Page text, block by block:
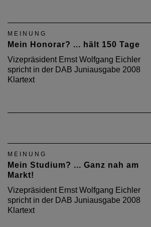
MEINUNG
Mein Honorar? ... hält 150 Tage
Vizepräsident Ernst Wolfgang Eichler
spricht in der DAB Juniausgabe 2008
Klartext
MEINUNG
Mein Studium? ... Ganz nah am
Markt!
Vizepräsident Ernst Wolfgang Eichler
spricht in der DAB Juniausgabe 2008
Klartext